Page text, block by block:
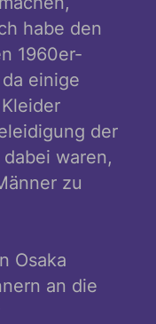
habe den
1960er-
einige
der
waren,
zu
Osaka
an die